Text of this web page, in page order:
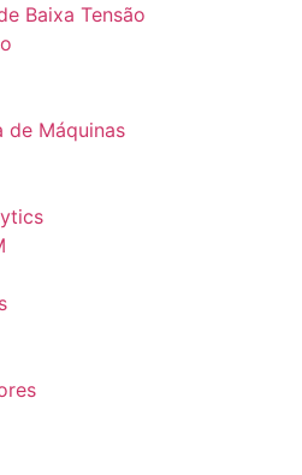
Baixa Tensão
de Máquinas